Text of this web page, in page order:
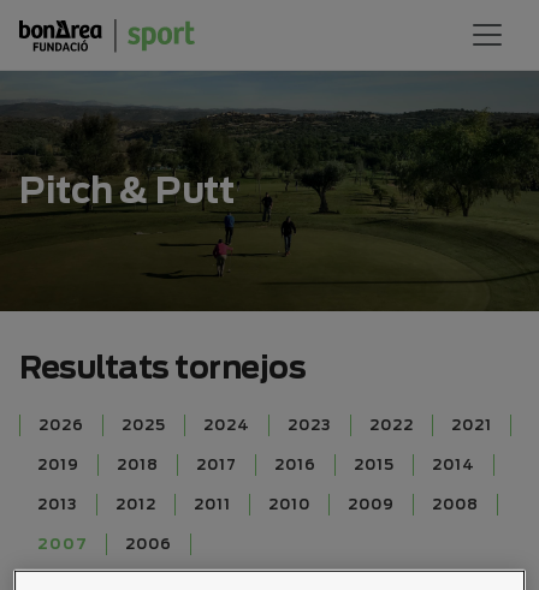
Pitch & Putt
Resultats tornejos
2026 2025 2024 2023 2022 2021
2019 2018 2017 2016 2015 2014
2013 2012 2011 2010 2009 2008
2007 2006